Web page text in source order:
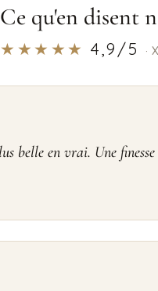
Ce qu'en disent
★★★★★4,9/5 ·
belle en vrai. Une